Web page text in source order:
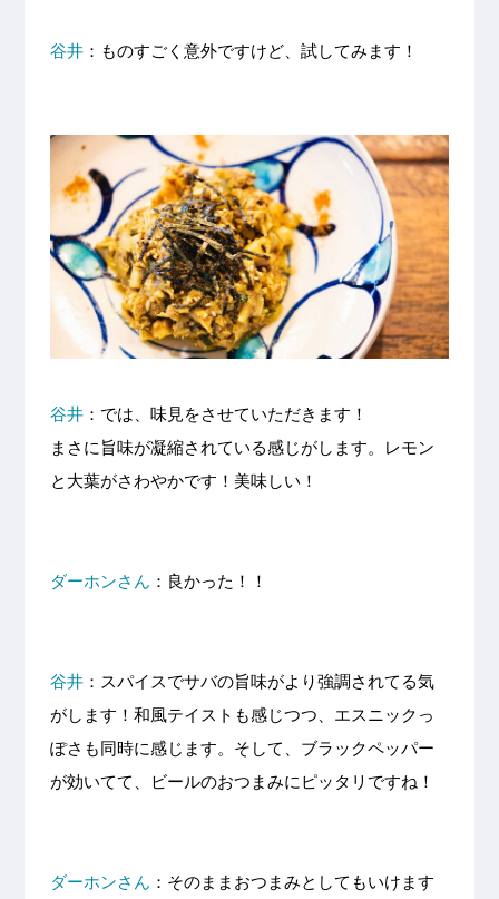
谷井：ものすごく意外ですけど、試してみます！
谷井：では、味見をさせていただきます！
まさに旨味が凝縮されている感じがします。レモン
と大葉がさわやかです！美味しい！
ダーホンさん ：良かった！！
谷井：スパイスでサバの旨味がより強調されてる気
がします！和風テイストも感じつつ、エスニックっ
ぽさも同時に感じます。そして、ブラックペッパー
が効いてて、ビールのおつまみにピッタリですね！
ダーホンさん ：そのままおつまみとしてもいけます